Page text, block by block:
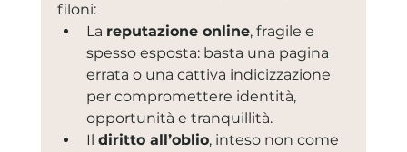
filoni:
La reputazione online, fragile e
spesso esposta: basta una pagina
errata o una cattiva indicizzazione
per compromettere identità,
opportunità e tranquillità.
Il diritto all’oblio, inteso non come